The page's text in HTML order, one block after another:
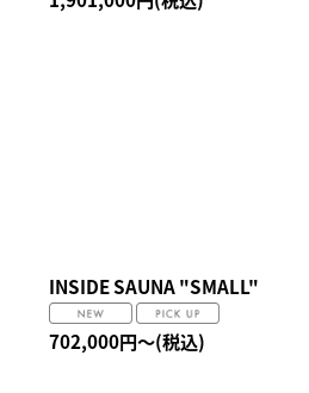
INSIDE SAUNA "SMALL"
702,000円～(税込)